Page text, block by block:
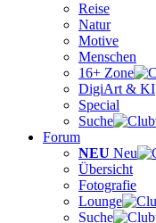
Reise
Natur
Motive
Menschen
16+ Zone
DigiArt & KI
Special
Suche
Forum
NEU Neu
Übersicht
Fotografie
Lounge
Suche